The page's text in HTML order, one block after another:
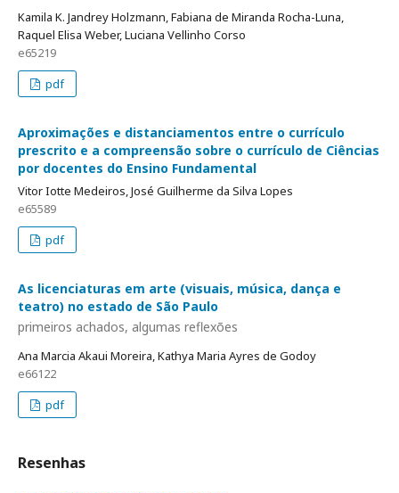
Kamila K. Jandrey Holzmann, Fabiana de Miranda Rocha-Luna,
Raquel Elisa Weber, Luciana Vellinho Corso
e65219
pdf
Aproximações e distanciamentos entre o currículo
prescrito e a compreensão sobre o currículo de Ciências
por docentes do Ensino Fundamental
Vitor Iotte Medeiros, José Guilherme da Silva Lopes
e65589
pdf
As licenciaturas em arte (visuais, música, dança e
teatro) no estado de São Paulo
primeiros achados, algumas reflexões
Ana Marcia Akaui Moreira, Kathya Maria Ayres de Godoy
e66122
pdf
Resenhas